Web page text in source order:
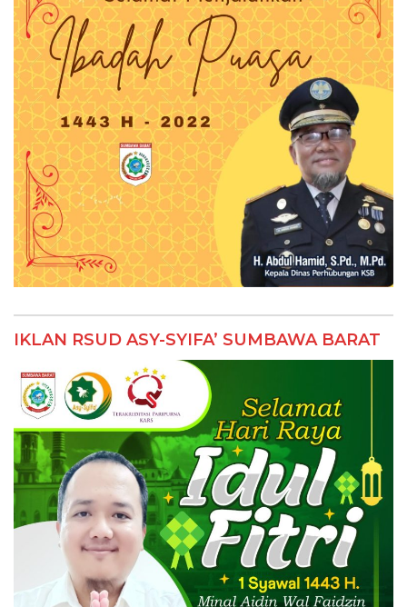
IKLAN RSUD ASY-SYIFA’ SUMBAWA BARAT